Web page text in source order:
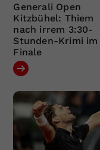
Generali Open
Kitzbühel: Thiem
nach irrem 3:30-
Stunden-Krimi im
Finale